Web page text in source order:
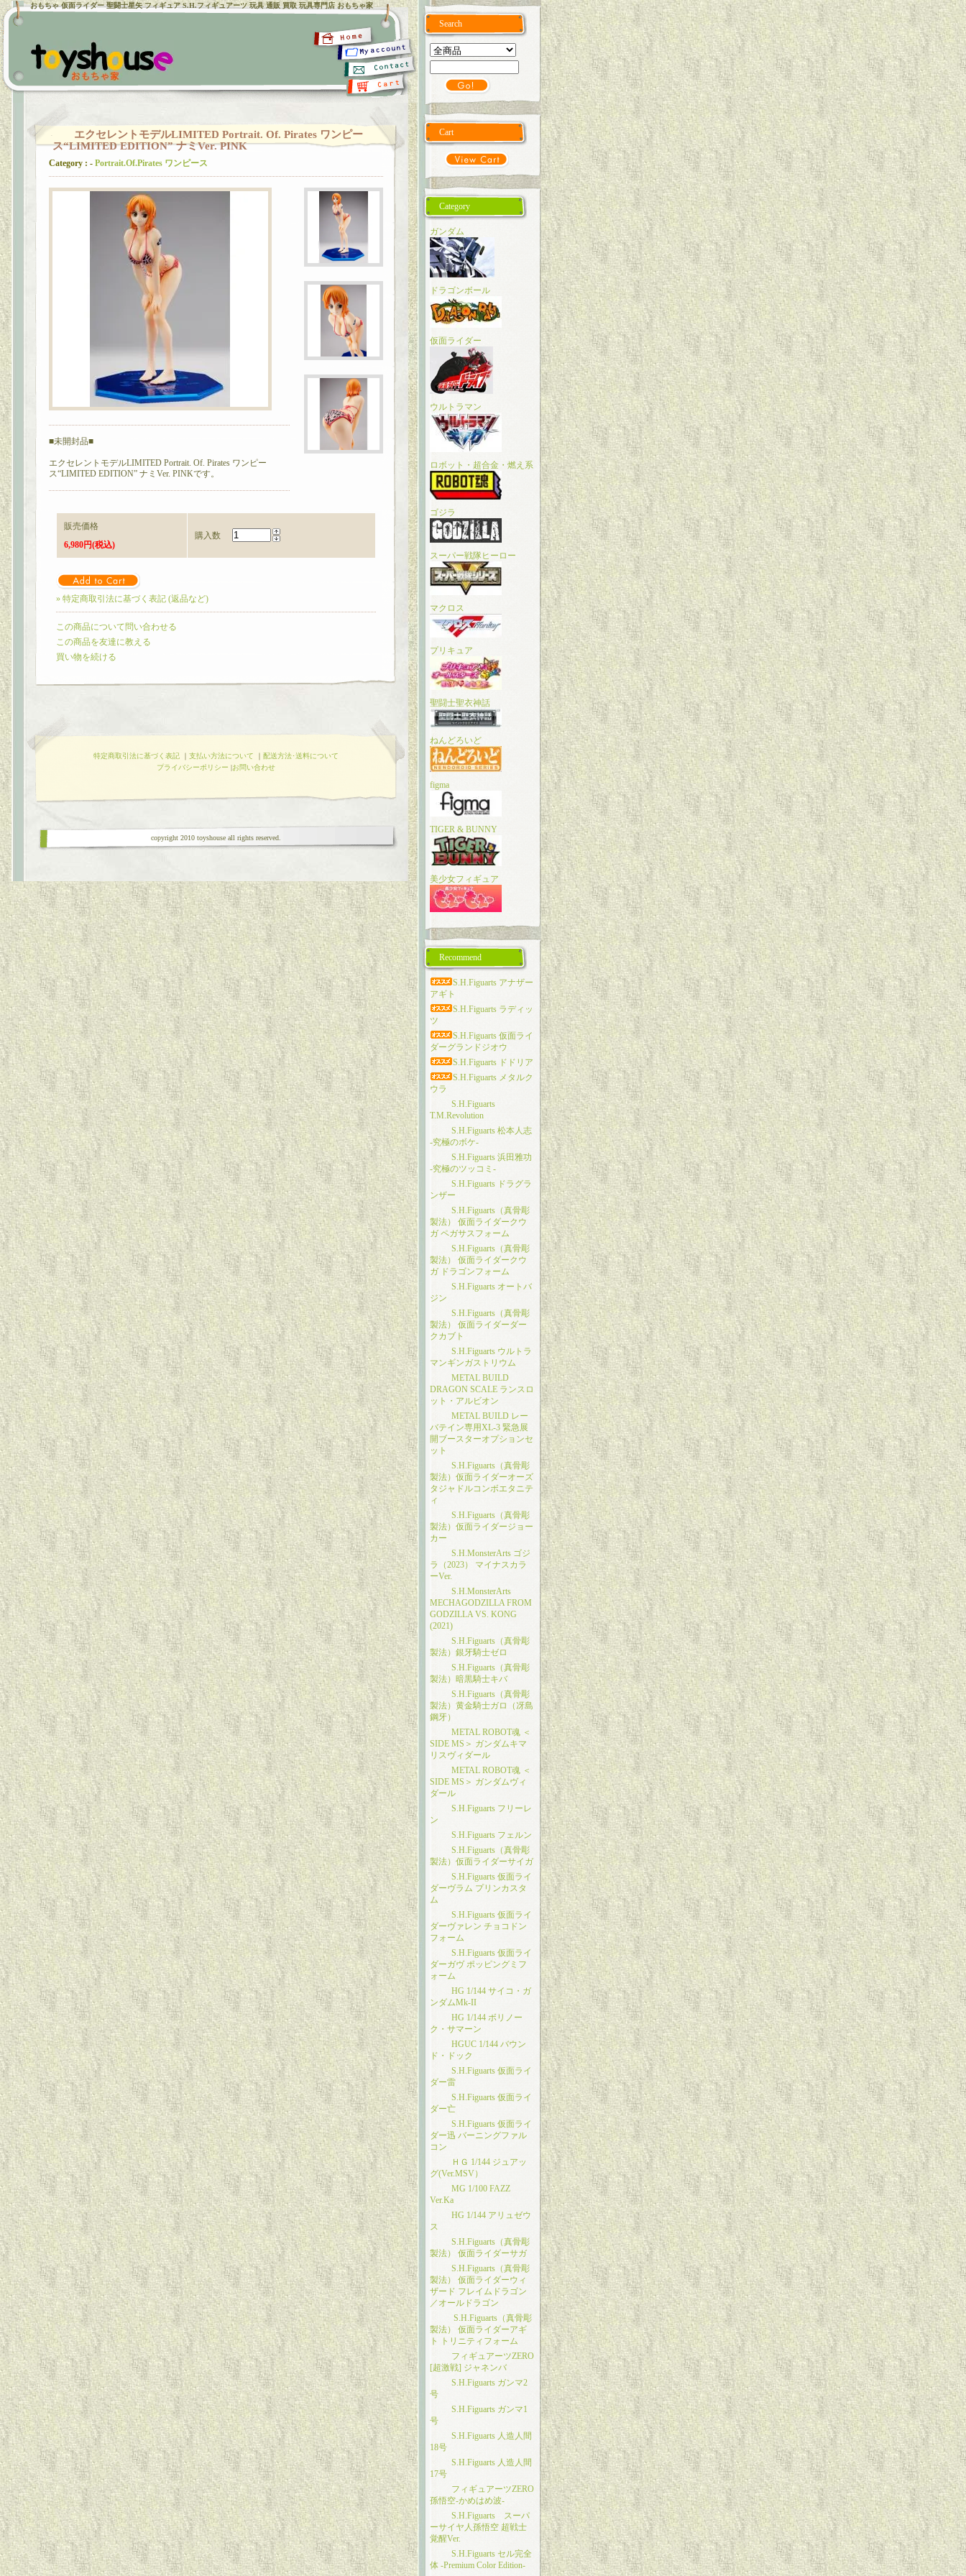
おもちゃ 仮面ライダー 聖闘士星矢 フィギュア S.H.フィギュアーツ 玩具 通販 買取 玩具専門店 おもちゃ家
エクセレントモデルLIMITED Portrait. Of. Pirates ワンピー
ス“LIMITED EDITION” ナミVer. PINK
Category : - Portrait.Of.Pirates ワンピース
■未開封品■
エクセレントモデルLIMITED Portrait. Of. Pirates ワンピー
ス“LIMITED EDITION” ナミVer. PINKです。
販売価格
6,980円(税込)
購入数
» 特定商取引法に基づく表記 (返品など)
この商品について問い合わせる
この商品を友達に教える
買い物を続ける
特定商取引法に基づく表記 ｜ 支払い方法について ｜ 配送方法･送料について
プライバシーポリシー |お問い合わせ
copyright 2010 toyshouse all rights reserved.
Search
Cart
Category
ガンダム
ドラゴンボール
仮面ライダー
ウルトラマン
ロボット・超合金・燃え系
ゴジラ
スーパー戦隊ヒーロー
マクロス
プリキュア
聖闘士聖衣神話
ねんどろいど
figma
TIGER & BUNNY
美少女フィギュア
Recommend
S.H.Figuarts アナザー
アギト
S.H.Figuarts ラディッ
ツ
S.H.Figuarts 仮面ライ
ダーグランドジオウ
S.H.Figuarts ドドリア
S.H.Figuarts メタルク
ウラ
S.H.Figuarts
T.M.Revolution
S.H.Figuarts 松本人志
-究極のボケ-
S.H.Figuarts 浜田雅功
-究極のツッコミ-
S.H.Figuarts ドラグラ
ンザー
S.H.Figuarts（真骨彫
製法） 仮面ライダークウ
ガ ペガサスフォーム
S.H.Figuarts（真骨彫
製法） 仮面ライダークウ
ガ ドラゴンフォーム
S.H.Figuarts オートバ
ジン
S.H.Figuarts（真骨彫
製法） 仮面ライダーダー
クカブト
S.H.Figuarts ウルトラ
マンギンガストリウム
METAL BUILD
DRAGON SCALE ランスロ
ット・アルビオン
METAL BUILD レー
バテイン専用XL-3 緊急展
開ブースターオプションセ
ット
S.H.Figuarts（真骨彫
製法）仮面ライダーオーズ
タジャドルコンボエタニテ
ィ
S.H.Figuarts（真骨彫
製法）仮面ライダージョー
カー
S.H.MonsterArts ゴジ
ラ（2023） マイナスカラ
ーVer.
S.H.MonsterArts
MECHAGODZILLA FROM
GODZILLA VS. KONG
(2021)
S.H.Figuarts（真骨彫
製法）銀牙騎士ゼロ
S.H.Figuarts（真骨彫
製法）暗黒騎士キバ
S.H.Figuarts（真骨彫
製法）黄金騎士ガロ（冴島
鋼牙）
METAL ROBOT魂 ＜
SIDE MS＞ ガンダムキマ
リスヴィダール
METAL ROBOT魂 ＜
SIDE MS＞ ガンダムヴィ
ダール
S.H.Figuarts フリーレ
ン
S.H.Figuarts フェルン
S.H.Figuarts（真骨彫
製法）仮面ライダーサイガ
S.H.Figuarts 仮面ライ
ダーヴラム プリンカスタ
ム
S.H.Figuarts 仮面ライ
ダーヴァレン チョコドン
フォーム
S.H.Figuarts 仮面ライ
ダーガヴ ポッピングミフ
ォーム
HG 1/144 サイコ・ガ
ンダムMk-II
HG 1/144 ボリノー
ク・サマーン
HGUC 1/144 バウン
ド・ドック
S.H.Figuarts 仮面ライ
ダー雷
S.H.Figuarts 仮面ライ
ダー亡
S.H.Figuarts 仮面ライ
ダー迅 バーニングファル
コン
ＨＧ 1/144 ジュアッ
グ(Ver.MSV）
MG 1/100 FAZZ
Ver.Ka
HG 1/144 アリュゼウ
ス
S.H.Figuarts（真骨彫
製法） 仮面ライダーサガ
S.H.Figuarts（真骨彫
製法） 仮面ライダーウィ
ザード フレイムドラゴン
／オールドラゴン
S.H.Figuarts（真骨彫
製法） 仮面ライダーアギ
ト トリニティフォーム
フィギュアーツZERO
[超激戦] ジャネンバ
S.H.Figuarts ガンマ2
号
S.H.Figuarts ガンマ1
号
S.H.Figuarts 人造人間
18号
S.H.Figuarts 人造人間
17号
フィギュアーツZERO
孫悟空-かめはめ波-
S.H.Figuarts スーパ
ーサイヤ人孫悟空 超戦士
覚醒Ver.
S.H.Figuarts セル完全
体 -Premium Color Edition-